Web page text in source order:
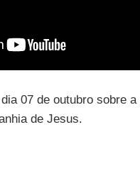
07 de outubro sobre
de Jesus.